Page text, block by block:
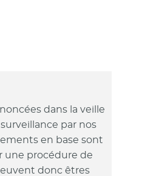
dans la veille
par nos
en base sont
une procédure de
donc êtres